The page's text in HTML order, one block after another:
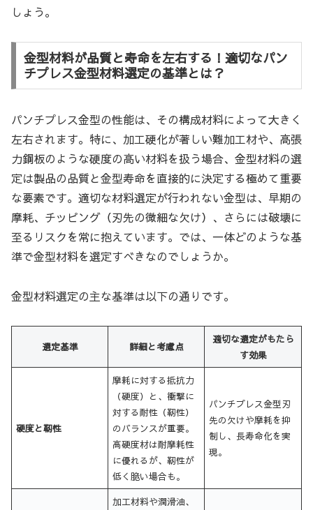
しょう。
金型材料が品質と寿命を左右する！適切なパン
チプレス金型材料選定の基準とは？
パンチプレス金型の性能は、その構成材料によって大きく
左右されます。特に、加工硬化が著しい難加工材や、高張
力鋼板のような硬度の高い材料を扱う場合、金型材料の選
定は製品の品質と金型寿命を直接的に決定する極めて重要
な要素です。適切な材料選定が行われない金型は、早期の
摩耗、チッピング（刃先の微細な欠け）、さらには破壊に
至るリスクを常に抱えています。では、一体どのような基
準で金型材料を選定すべきなのでしょうか。
金型材料選定の主な基準は以下の通りです。
選定基準 詳細と考慮点
適切な選定がもたら
す効果
硬度と靭性
摩耗に対する抵抗力
（硬度）と、衝撃に
対する耐性（靭性）
のバランスが重要。
高硬度材は耐摩耗性
に優れるが、靭性が
低く脆い場合も。
パンチプレス金型刃
先の欠けや摩耗を抑
制し、長寿命化を実
現。
加工材料や潤滑油、